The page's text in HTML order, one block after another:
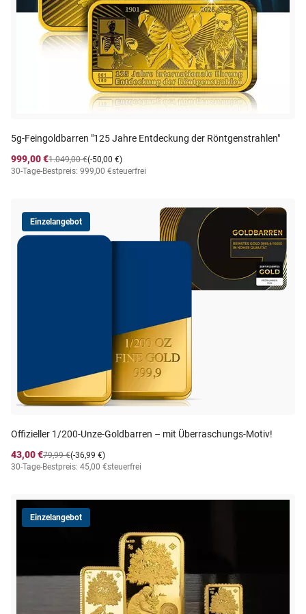
5g-Feingoldbarren "125 Jahre Entdeckung der Röntgenstrahlen"
999,00 €
(-50,00 €)
1.049,00 €
30-Tage-Bestpreis: 999,00 €steuerfrei
Einzelangebot
Offizieller 1/200-Unze-Goldbarren – mit Überraschungs-Motiv!
43,00 €
(-36,99 €)
79,99 €
30-Tage-Bestpreis: 45,00 €steuerfrei
Einzelangebot